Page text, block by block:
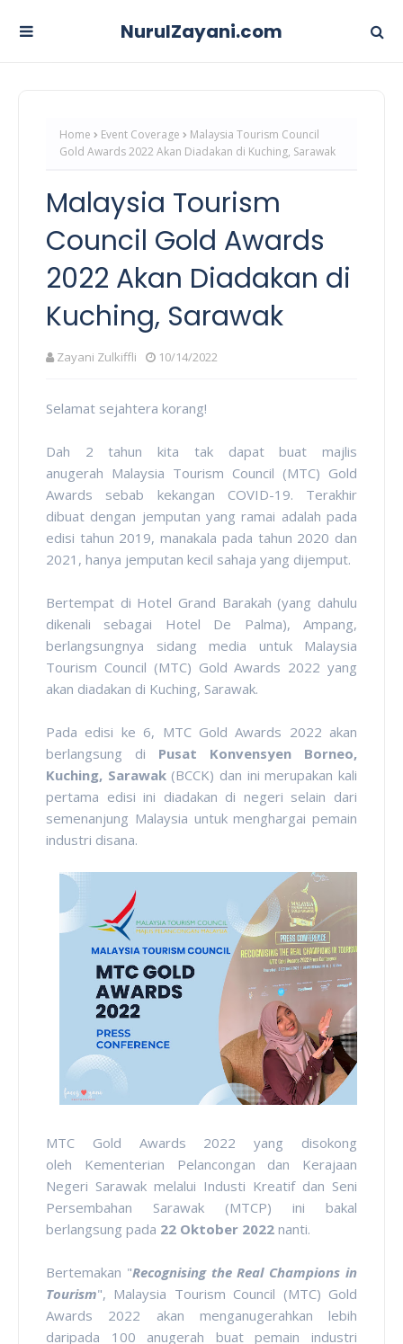
NurulZayani.com
Home Event Coverage
Malaysia Tourism Council
Gold Awards 2022 Akan Diadakan di Kuching, Sarawak
Malaysia Tourism
Council Gold Awards
2022 Akan Diadakan di
Kuching, Sarawak
Zayani Zulkiffli 10/14/2022
Selamat sejahtera korang!
Dah 2 tahun kita tak dapat buat majlis
anugerah Malaysia Tourism Council (MTC) Gold
Awards sebab kekangan COVID-19. Terakhir
dibuat dengan jemputan yang ramai adalah pada
edisi tahun 2019, manakala pada tahun 2020 dan
2021, hanya jemputan kecil sahaja yang dijemput.
Bertempat di Hotel Grand Barakah (yang dahulu
dikenali sebagai Hotel De Palma), Ampang,
berlangsungnya sidang media untuk Malaysia
Tourism Council (MTC) Gold Awards 2022 yang
akan diadakan di Kuching, Sarawak.
Pada edisi ke 6, MTC Gold Awards 2022 akan
berlangsung di Pusat Konvensyen Borneo,
Kuching, Sarawak(BCCK) dan ini merupakan kali
pertama edisi ini diadakan di negeri selain dari
semenanjung Malaysia untuk menghargai pemain
industri disana.
MTC Gold Awards 2022 yang disokong
oleh Kementerian Pelancongan dan Kerajaan
Negeri Sarawak melalui Industi Kreatif dan Seni
Persembahan Sarawak (MTCP) ini bakal
berlangsung pada 22 Oktober 2022 nanti.
Bertemakan "Recognising the Real Champions in
Tourism", Malaysia Tourism Council (MTC) Gold
Awards 2022 akan menganugerahkan lebih
daripada 100 anugerah buat pemain industri